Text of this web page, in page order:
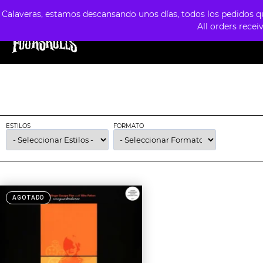
Calaveras, estamos descansando unos días, todos los
All orders
FORMATOS
ESTILOS FORMATO
AGOTADO